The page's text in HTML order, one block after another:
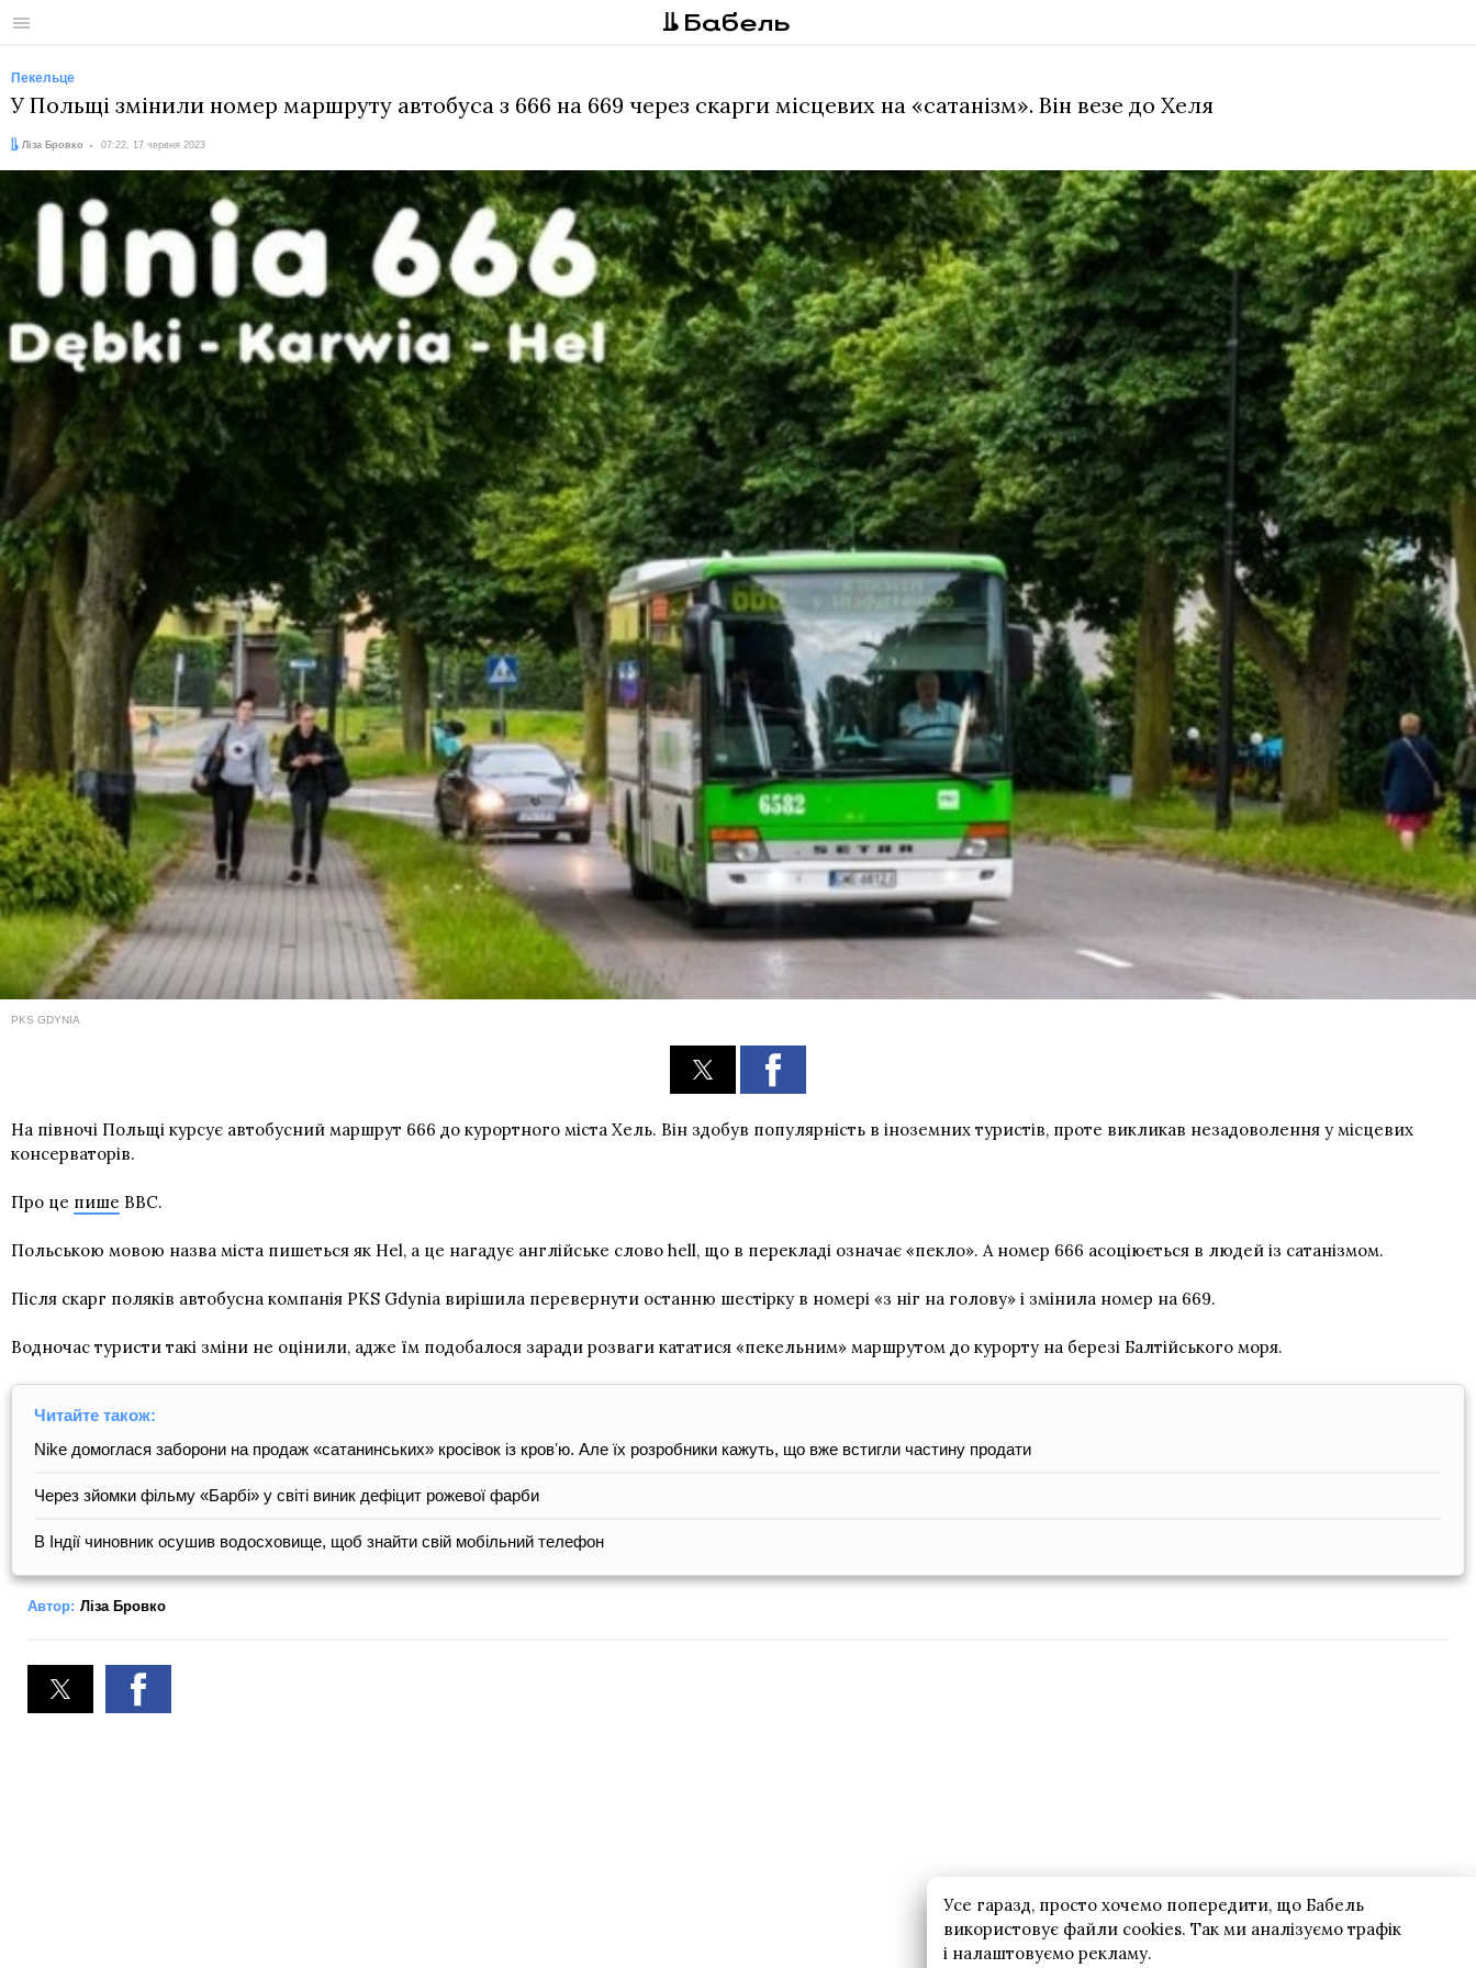
Меню
Пекельце
У Польщі змінили номер маршруту автобуса з 666 на 669 через скарги місцевих на «сатанізм». Він везе до Хеля
Автор:
Ліза Бровко
Дата: 07:22, 17 червня 2023
PKS GDYNIA
На півночі Польщі курсує автобусний маршрут 666 до курортного міста Хель. Він здобув популярність в іноземних туристів, проте викликав незадоволення у місцевих
консерваторів.
Про це пише BBC.
Польською мовою назва міста пишеться як Hel, а це нагадує англійське слово hell, що в перекладі означає «пекло». А номер 666 асоціюється в людей із сатанізмом.
Після скарг поляків автобусна компанія PKS Gdynia вирішила перевернути останню шестірку в номері «з ніг на голову» і змінила номер на 669.
Водночас туристи такі зміни не оцінили, адже їм подобалося заради розваги кататися «пекельним» маршрутом до курорту на березі Балтійського моря.
Читайте також:
Nike домоглася заборони на продаж «сатанинських» кросівок із кровʼю. Але їх розробники кажуть, що вже встигли частину продати
Через зйомки фільму «Барбі» у світі виник дефіцит рожевої фарби
В Індії чиновник осушив водосховище, щоб знайти свій мобільний телефон
Автор: Ліза Бровко
Усе гаразд, просто хочемо попередити, що Бабель
використовує файли cookies. Так ми аналізуємо трафік
і налаштовуємо рекламу.